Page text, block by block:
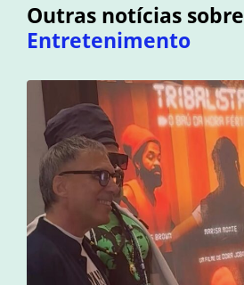
Outras notícias sobre
Entretenimento